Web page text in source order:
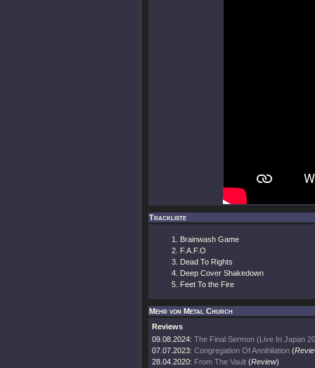
Trackliste
Brainwash Game
F.A.F.O
Dead To Rights
Deep Cover Shakedown
Feet To the Fire
Mehr von Metal Church
Reviews
09.08.2024: The Final Sermon (Live In Japan
07.07.2023: Congregation Of Annihilation (
28.04.2020: From The Vault (Review)